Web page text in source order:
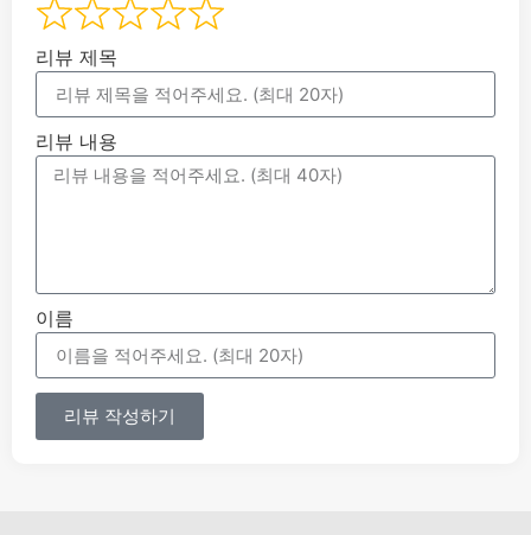
리뷰 제목
리뷰 내용
이름
리뷰 작성하기